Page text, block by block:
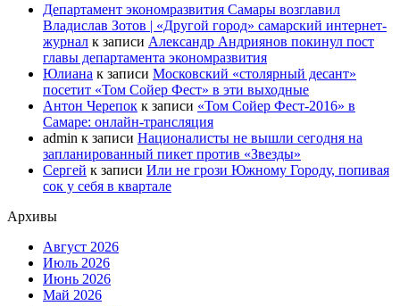
Департамент экономразвития Самары возглавил
Владислав Зотов | «Другой город» самарский интернет-
журнал к записи Александр Андриянов покинул пост
главы департамента экономразвития
Юлиана к записи Московский «столярный десант»
посетит «Том Сойер Фест» в эти выходные
Антон Черепок к записи «Том Сойер Фест-2016» в
Самаре: онлайн-трансляция
admin к записи Националисты не вышли сегодня на
запланированный пикет против «Звезды»
Сергей к записи Или не грози Южному Городу, попивая
сок у себя в квартале
Архивы
Август 2026
Июль 2026
Июнь 2026
Май 2026